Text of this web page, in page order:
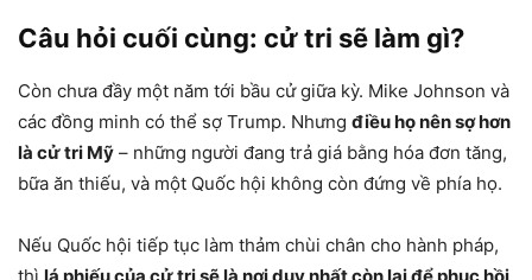
Câu hỏi cuối cùng: cử tri sẽ làm gì?
Còn chưa đầy một năm tới bầu cử giữa kỳ. Mike Johnson và
các đồng minh có thể sợ Trump. Nhưng điều họ nên sợ hơn
là cử tri Mỹ – những người đang trả giá bằng hóa đơn tăng,
bữa ăn thiếu, và một Quốc hội không còn đứng về phía họ.
Nếu Quốc hội tiếp tục làm thảm chùi chân cho hành pháp,